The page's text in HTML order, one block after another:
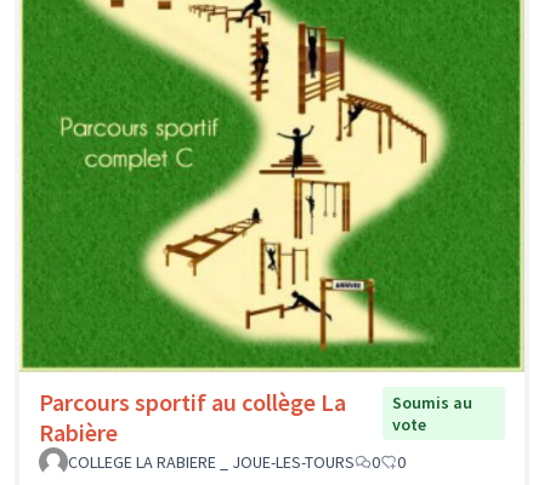
Parcours sportif au collège La
Rabière
Soumis au
vote
COLLEGE LA RABIERE _ JOUE-LES-TOURS
0 0